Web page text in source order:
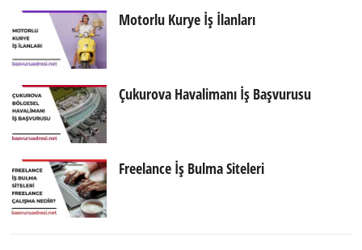
Motorlu Kurye İş İlanları
Çukurova Havalimanı İş Başvurusu
Freelance İş Bulma Siteleri